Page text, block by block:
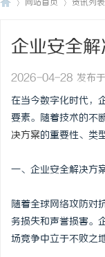
网站首页 资讯列表
企业安全
2026-04-28 发布于
在当今数字化时代，
要素。随着技术的不
决方案的重要性、类
一、企业安全解决方
随着全球网络攻防对
务损失和声誉损害。
场竞争中立于不败之地